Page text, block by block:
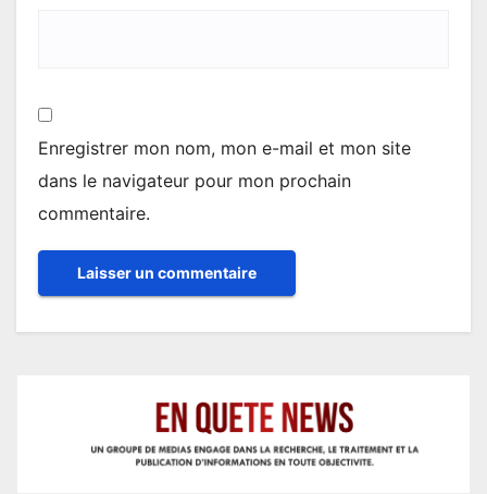
Enregistrer mon nom, mon e-mail et mon site
dans le navigateur pour mon prochain
commentaire.